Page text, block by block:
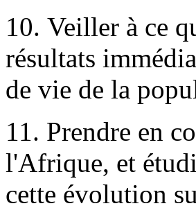
10. Veiller à ce
résultats
de vie de la
11. Prendre en
l'Afrique, et
cette évolution